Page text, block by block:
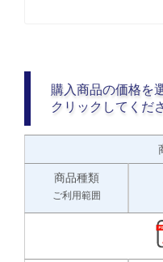
購入商品の価格を
クリックしてくだ
商品種類
ご利用範囲